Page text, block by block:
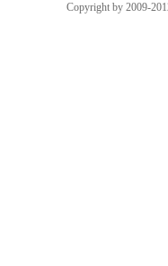
Copyright by 2009-